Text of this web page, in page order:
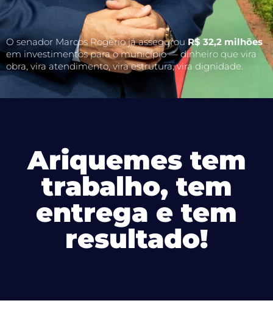
O senador Marcos Rogério já assegurou R$ 32,2 milhões
em investimentos para o município — dinheiro que vira
obra, vira atendimento, vira estrutura, vira dignidade.
Ariquemes tem
trabalho, tem
entrega e tem
resultado!